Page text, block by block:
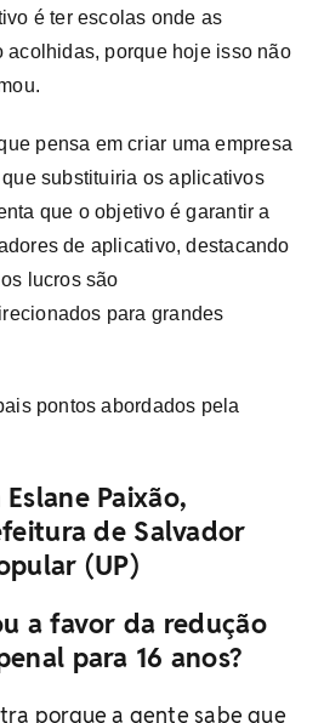
é ter escolas onde as
acolhidas, porque hoje isso não
pensa em criar uma empresa
substituiria os aplicativos
que o objetivo é garantir a
de aplicativo, destacando
lucros são
para grandes
pontos abordados pela
Paixão,
de Salvador
(UP)
a favor da redução
para 16 anos?
porque a gente sabe que